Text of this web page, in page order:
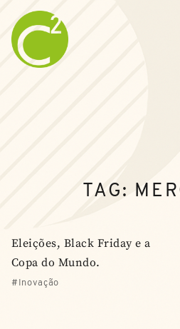
TAG:
Eleições, Black Friday e a
Copa do Mundo.
Inovação